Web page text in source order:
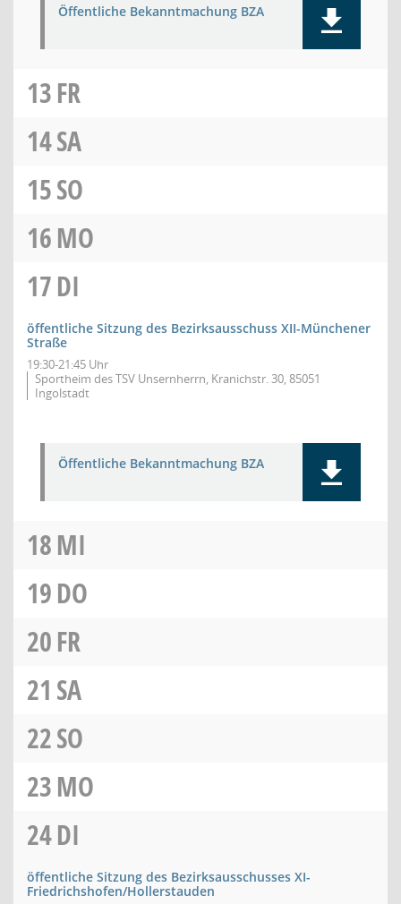
Öffentliche Bekanntmachung BZA
13FR
14SA
15SO
16MO
17DI
öffentliche Sitzung des Bezirksausschuss XII-Münchener
Straße
19:30-21:45 Uhr
Sportheim des TSV Unsernherrn, Kranichstr. 30, 85051
Ingolstadt
Öffentliche Bekanntmachung BZA
18MI
19DO
20FR
21 SA
22SO
23MO
24DI
öffentliche Sitzung des Bezirksausschusses XI-
Friedrichshofen/Hollerstauden